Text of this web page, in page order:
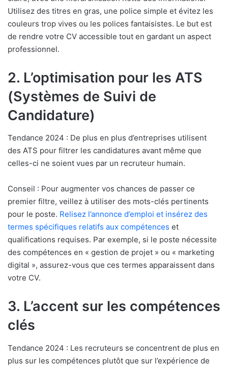
Utilisez des titres en gras, une police simple et évitez les
couleurs trop vives ou les polices fantaisistes. Le but est
de rendre votre CV accessible tout en gardant un aspect
professionnel.
2. L’optimisation pour les ATS
(Systèmes de Suivi de
Candidature)
Tendance 2024 : De plus en plus d’entreprises utilisent
des ATS pour filtrer les candidatures avant même que
celles-ci ne soient vues par un recruteur humain.
Conseil : Pour augmenter vos chances de passer ce
premier filtre, veillez à utiliser des mots-clés pertinents
pour le poste. Relisez l’annonce d’emploi et insérez des
termes spécifiques relatifs aux compétences et
qualifications requises. Par exemple, si le poste nécessite
des compétences en « gestion de projet » ou « marketing
digital », assurez-vous que ces termes apparaissent dans
votre CV.
3. L’accent sur les compétences
clés
Tendance 2024 : Les recruteurs se concentrent de plus en
plus sur les compétences plutôt que sur l’expérience de